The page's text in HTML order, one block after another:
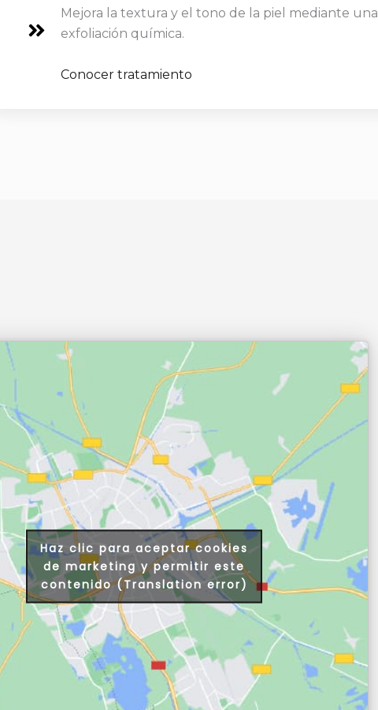
Mejora la textura y el tono de la piel mediante una
exfoliación química.
Conocer tratamiento
Haz clic para aceptar cookies
de marketing y permitir este
contenido (Translation error)